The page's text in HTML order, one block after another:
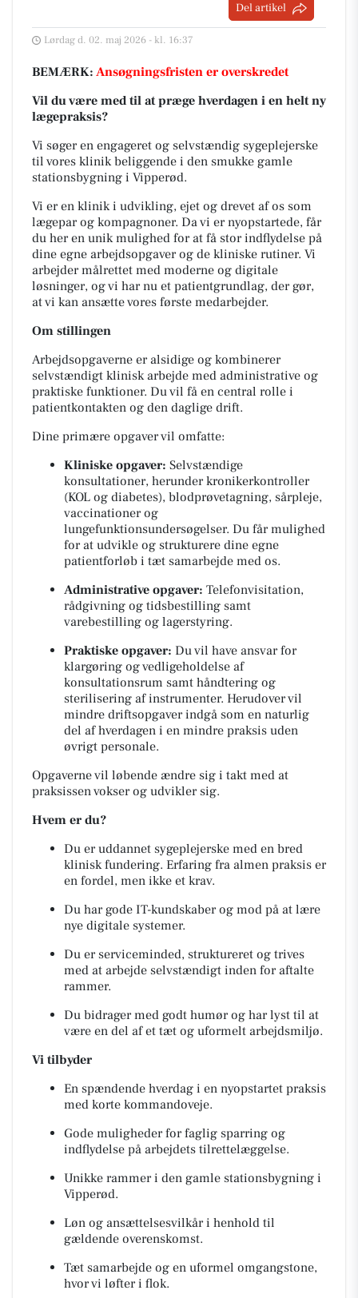
Del artikel
Lørdag d. 02. maj 2026 - kl. 16:37
BEMÆRK: Ansøgningsfristen er overskredet
Vil du være med til at præge hverdagen i en helt ny
lægepraksis?
Vi søger en engageret og selvstændig sygeplejerske
til vores klinik beliggende i den smukke gamle
stationsbygning i Vipperød.
Vi er en klinik i udvikling, ejet og drevet af os som
lægepar og kompagnoner. Da vi er nyopstartede, får
du her en unik mulighed for at få stor indflydelse på
dine egne arbejdsopgaver og de kliniske rutiner. Vi
arbejder målrettet med moderne og digitale
løsninger, og vi har nu et patientgrundlag, der gør,
at vi kan ansætte vores første medarbejder.
Om stillingen
Arbejdsopgaverne er alsidige og kombinerer
selvstændigt klinisk arbejde med administrative og
praktiske funktioner. Du vil få en central rolle i
patientkontakten og den daglige drift.
Dine primære opgaver vil omfatte:
Kliniske opgaver: Selvstændige
konsultationer, herunder kronikerkontroller
(KOL og diabetes), blodprøvetagning, sårpleje,
vaccinationer og
lungefunktionsundersøgelser. Du får mulighed
for at udvikle og strukturere dine egne
patientforløb i tæt samarbejde med os.
Administrative opgaver: Telefonvisitation,
rådgivning og tidsbestilling samt
varebestilling og lagerstyring.
Praktiske opgaver: Du vil have ansvar for
klargøring og vedligeholdelse af
konsultationsrum samt håndtering og
sterilisering af instrumenter. Herudover vil
mindre driftsopgaver indgå som en naturlig
del af hverdagen i en mindre praksis uden
øvrigt personale.
Opgaverne vil løbende ændre sig i takt med at
praksissen vokser og udvikler sig.
Hvem er du?
Du er uddannet sygeplejerske med en bred
klinisk fundering. Erfaring fra almen praksis er
en fordel, men ikke et krav.
Du har gode IT-kundskaber og mod på at lære
nye digitale systemer.
Du er serviceminded, struktureret og trives
med at arbejde selvstændigt inden for aftalte
rammer.
Du bidrager med godt humør og har lyst til at
være en del af et tæt og uformelt arbejdsmiljø.
Vi tilbyder
En spændende hverdag i en nyopstartet praksis
med korte kommandoveje.
Gode muligheder for faglig sparring og
indflydelse på arbejdets tilrettelæggelse.
Unikke rammer i den gamle stationsbygning i
Vipperød.
Løn og ansættelsesvilkår i henhold til
gældende overenskomst.
Tæt samarbejde og en uformel omgangstone,
hvor vi løfter i flok.